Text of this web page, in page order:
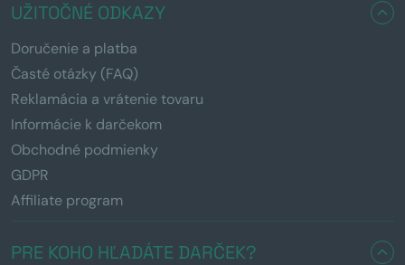
UŽITOČNÉ ODKAZY
Doručenie a platba
Časté otázky (FAQ)
Reklamácia a vrátenie tovaru
Informácie k darčekom
Obchodné podmienky
GDPR
Affiliate program
PRE KOHO HĽADÁTE DARČEK?